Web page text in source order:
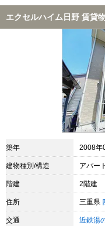
エクセルハイム日野 賃貸
築年 2008年
建物種別/構造 アパー
階建 2階建
住所 三重県
交通 近鉄湯